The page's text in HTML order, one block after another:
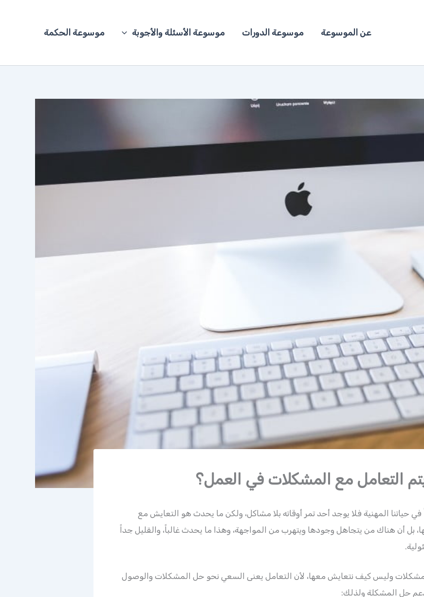
عن الموسوعة موسوعة الدورات موسوعة الأسئلة والأجوبة موسوعة الحكمة
التعامل مع المشكلات في العمل؟
حياتنا المهنية فلا يوجد أحد تمر أوقاته بلا مشاكل، ولكن ما يحدث هو التعايش مع
بل أن هناك من يتجاهل وجودها ويتهرب من المواجهة، وهذا ما يحدث غالباً، والقليل جداً
وليس كيف نتعايش معها، لأن التعامل يعنى السعي نحو حل المشكلات والوصول
حل المشكلة ولذلك: